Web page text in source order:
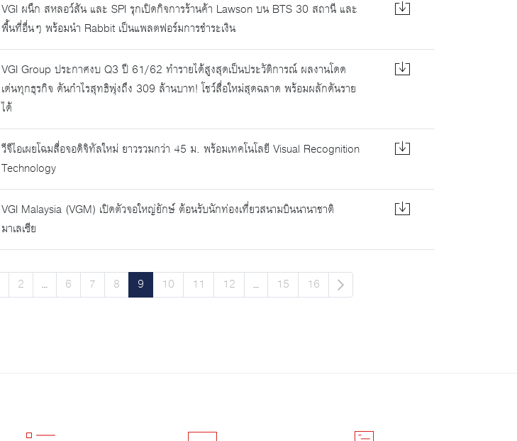
VGI ผนึก สหลอว์สัน และ SPI รุกเปิดกิจการร้านค้า Lawson บน BTS 30 สถานี และ
พื้นที่อื่นๆ พร้อมนำ Rabbit เป็นแพลตฟอร์มการชำระเงิน
VGI Group ประกาศงบ Q3 ปี 61/62 ทำรายได้สูงสุดเป็นประวัติการณ์ ผลงานโดด
เด่นทุกธุรกิจ ดันกำไรสุทธิพุ่งถึง 309 ล้านบาท! โชว์สื่อใหม่สุดฉลาด พร้อมผลักดันราย
ได้
วีจีไอเผยโฉมสื่อจอดิจิทัลใหม่ ยาวรวมกว่า 45 ม. พร้อมเทคโนโลยี Visual Recognition
Technology
VGI Malaysia (VGM) เปิดตัวจอใหญ่ยักษ์ ต้อนรับนักท่องเที่ยวสนามบินนานาชาติ
มาเลเซีย
2 ... 6 7 8 9 10 11 12 ... 15 16